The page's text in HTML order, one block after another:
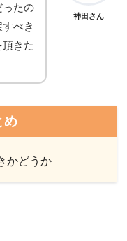
ったの
べき
きた
神田さん
め
かどうか